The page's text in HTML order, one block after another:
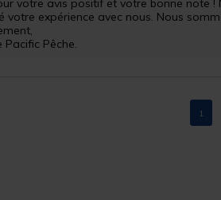
votre avis positif et votre bonne note
votre expérience avec nous. Nous
Pacific Pêche.
1